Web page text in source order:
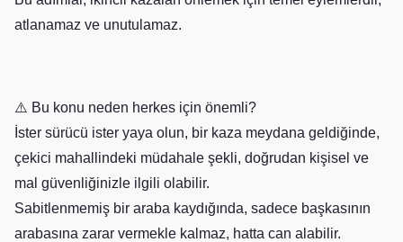
atlanamaz ve unutulamaz.
⚠️ Bu konu neden herkes için önemli?
İster sürücü ister yaya olun, bir kaza meydana geldiğinde,
çekici mahallindeki müdahale şekli, doğrudan kişisel ve
mal güvenliğinizle ilgili olabilir.
Sabitlenmemiş bir araba kaydığında, sadece başkasının
arabasına zarar vermekle kalmaz, hatta can alabilir.